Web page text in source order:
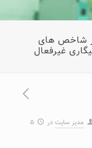
شاخص های
غیرفعال
مدیر سایت در
۵